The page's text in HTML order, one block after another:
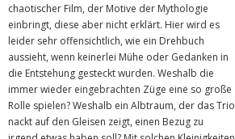
chaotischer Film, der Motive der Mythologie
einbringt, diese aber nicht erklärt. Hier wird es
leider sehr offensichtlich, wie ein Drehbuch
aussieht, wenn keinerlei Mühe oder Gedanken in
die Entstehung gesteckt wurden. Weshalb die
immer wieder eingebrachten Züge eine so große
Rolle spielen? Weshalb ein Albtraum, der das Trio
nackt auf den Gleisen zeigt, einen Bezug zu